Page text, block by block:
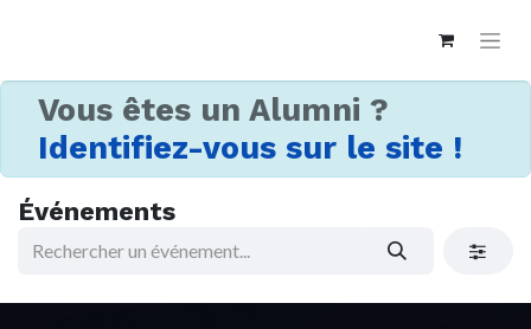
Vous êtes un Alumni ?
Identifiez-vous sur le site !
Événements